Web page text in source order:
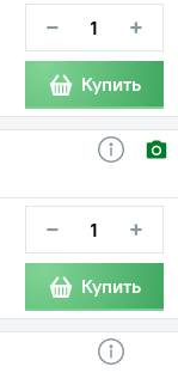
− +
Купить
− +
Купить